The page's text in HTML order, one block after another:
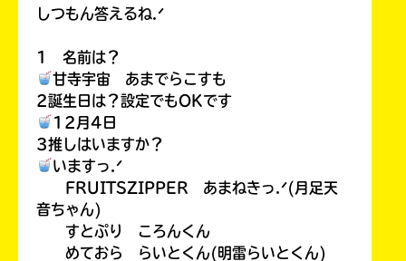
しつもん答えるね.ᐟ
1 名前は？
甘寺宇宙 あまでらこすも
2誕生日は？設定でもOKです
12月4日
3推しはいますか？
いますっ.ᐟ
FRUITSZIPPER あまねきっ.ᐟ(月足天
音ちゃん)
すとぷり ころんくん
めておら らいとくん(明雷らいとくん)